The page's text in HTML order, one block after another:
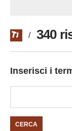
/ 340
Inserisci i
CERCA